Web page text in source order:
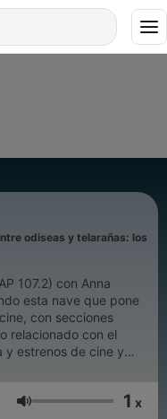
odiseas y telarañas: los
107.2) con Anna
esta nave que pone
con secciones
relacionado con el
y estrenos de cine y
buen humor (bueno,
Volumen 1 x